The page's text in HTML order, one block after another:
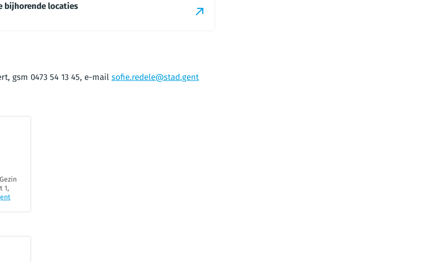
bijhorende locaties
gsm 0473 54 13 45, e-mail sofie.redele@stad.gent
1,